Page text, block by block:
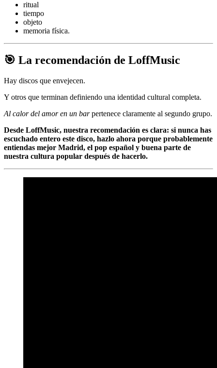
ritual
tiempo
objeto
memoria física.
🎯 La recomendación de LoffMusic
Hay discos que envejecen.
Y otros que terminan definiendo una identidad cultural completa.
Al calor del amor en un barpertenece claramente al segundo grupo.
Desde LoffMusic, nuestra recomendación es clara: si nunca has
escuchado entero este disco, hazlo ahora porque probablemente
entiendas mejor Madrid, el pop español y buena parte de
nuestra cultura popular después de hacerlo.